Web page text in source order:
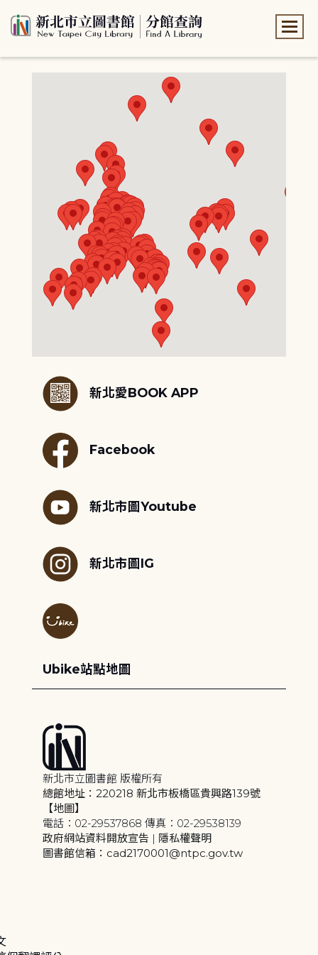
新北愛BOOK APP
Facebook
新北市圖Youtube
新北市圖IG
Ubike站點地圖
新北市立圖書館 版權所有
總館地址：220218 新北市板橋區貴興路139號
【地圖】
電話：02-29537868 傳真：02-29538139
政府網站資料開放宣告 | 隱私權聲明
圖書館信箱：cad2170001@ntpc.gov.tw